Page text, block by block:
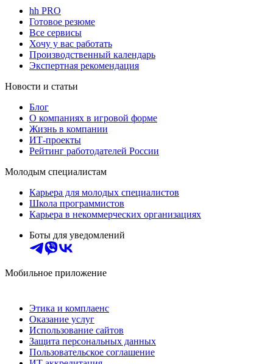
hh PRO
Готовое резюме
Все сервисы
Хочу у вас работать
Производственный календарь
Экспертная рекомендация
Новости и статьи
Блог
О компаниях в игровой форме
Жизнь в компании
ИТ-проекты
Рейтинг работодателей России
Молодым специалистам
Карьера для молодых специалистов
Школа программистов
Карьера в некоммерческих организациях
Боты для уведомлений
Мобильное приложение
Этика и комплаенс
Оказание услуг
Использование сайтов
Защита персональных данных
Пользовательское соглашение